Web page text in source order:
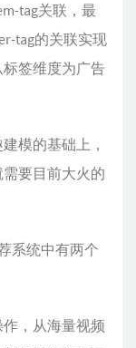
tag关联，最
tag的关联实现
签维度为广告
模的基础上，
要目前大火的
系统中有两个
，从海量视频